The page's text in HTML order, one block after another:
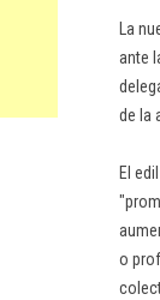
La
ante
de la
El
o